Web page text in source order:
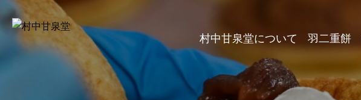
村中甘泉堂について 羽二重餅